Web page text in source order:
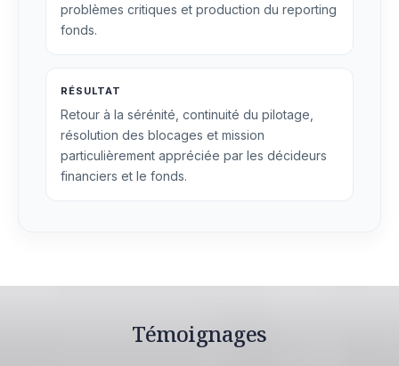
problèmes critiques et production du reporting
fonds.
RÉSULTAT
Retour à la sérénité, continuité du pilotage,
résolution des blocages et mission
particulièrement appréciée par les décideurs
financiers et le fonds.
Témoignages